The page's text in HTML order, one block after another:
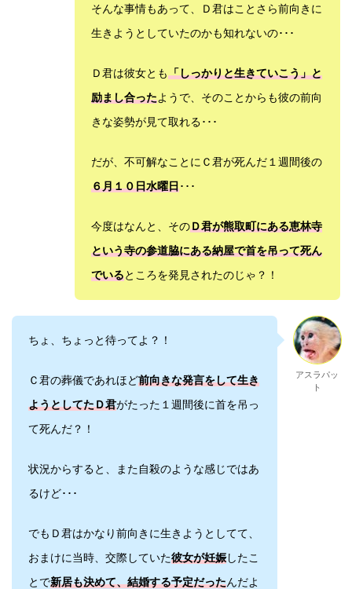
そんな事情もあって、Ｄ君はことさら前向きに
生きようとしていたのかも知れないの･･･
Ｄ君は彼女とも「しっかりと生きていこう」と
励まし合ったようで、そのことからも彼の前向
きな姿勢が見て取れる･･･
だが、不可解なことにＣ君が死んだ１週間後の
６月１０日水曜日･･･
今度はなんと、そのＤ君が熊取町にある恵林寺
という寺の参道脇にある納屋で首を吊って死ん
でいるところを発見されたのじゃ？！
ちょ、ちょっと待ってよ？！
Ｃ君の葬儀であれほど前向きな発言をして生き
ようとしてたＤ君がたった１週間後に首を吊っ
て死んだ？！
状況からすると、また自殺のような感じではあ
るけど･･･
でもＤ君はかなり前向きに生きようとしてて、
おまけに当時、交際していた彼女が妊娠したこ
とで新居も決めて、結婚する予定だったんだよ
アスラパッ
ト